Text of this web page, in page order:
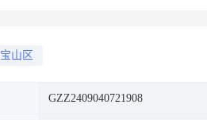
宝山区
GZZ2409040721908